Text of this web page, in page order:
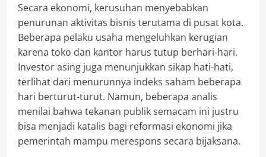
Secara ekonomi, kerusuhan menyebabkan
penurunan aktivitas bisnis terutama di pusat kota.
Beberapa pelaku usaha mengeluhkan kerugian
karena toko dan kantor harus tutup berhari-hari.
Investor asing juga menunjukkan sikap hati-hati,
terlihat dari menurunnya indeks saham beberapa
hari berturut-turut. Namun, beberapa analis
menilai bahwa tekanan publik semacam ini justru
bisa menjadi katalis bagi reformasi ekonomi jika
pemerintah mampu merespons secara bijaksana.